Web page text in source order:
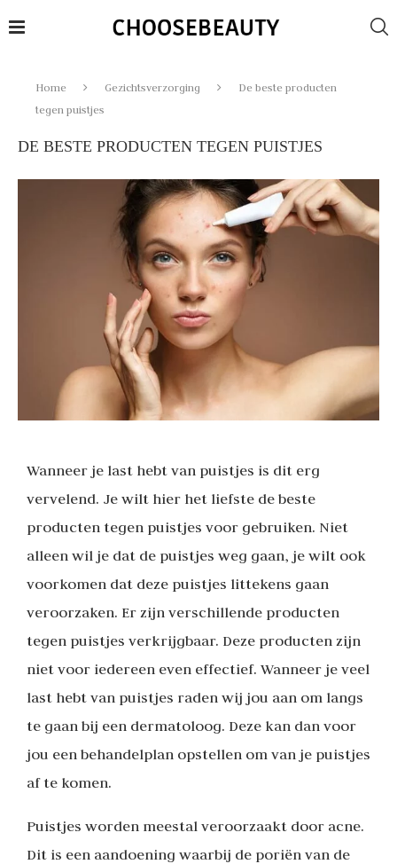
Home Gezichtsverzorging
De beste producten
tegen puistjes
DE BESTE PRODUCTEN TEGEN PUISTJES
Wanneer je last hebt van puistjes is dit erg
vervelend. Je wilt hier het liefste de beste
producten tegen puistjes voor gebruiken. Niet
alleen wil je dat de puistjes weg gaan, je wilt ook
voorkomen dat deze puistjes littekens gaan
veroorzaken. Er zijn verschillende producten
tegen puistjes verkrijgbaar. Deze producten zijn
niet voor iedereen even effectief. Wanneer je veel
last hebt van puistjes raden wij jou aan om langs
te gaan bij een dermatoloog. Deze kan dan voor
jou een behandelplan opstellen om van je puistjes
af te komen.
Puistjes worden meestal veroorzaakt door acne.
Dit is een aandoening waarbij de poriën van de